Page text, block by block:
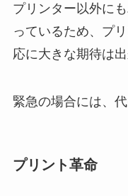
プリンター以外に
っているため、プ
応に大きな期待は出
緊急の場合には、
プリント革命